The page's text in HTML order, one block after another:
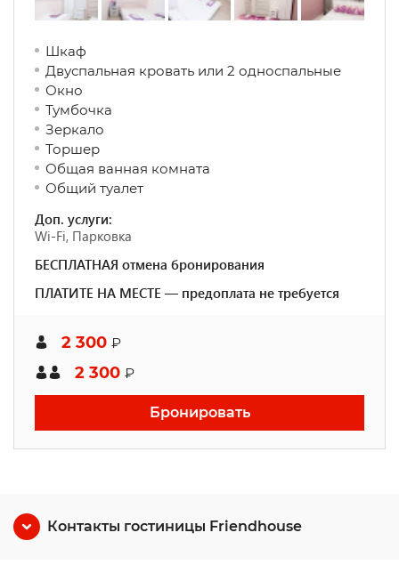
Шкаф
Двуспальная кровать или 2 односпальные
Окно
Тумбочка
Зеркало
Торшер
Общая ванная комната
Общий туалет
Доп. услуги:
Wi-Fi, Парковка
БЕСПЛАТНАЯ отмена бронирования
ПЛАТИТЕ НА МЕСТЕ — предоплата не требуется
2 300 ₽
2 300 ₽
Бронировать
Контакты гостиницы Friendhouse